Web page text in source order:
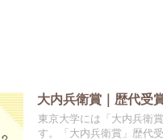
大内兵衛賞｜歴代受
東京大学には「大内兵衛
す。「大内兵衛賞」歴代